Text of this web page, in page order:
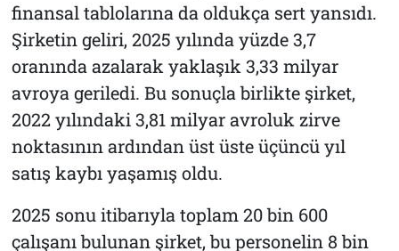
finansal tablolarına da oldukça sert yansıdı.
Şirketin geliri, 2025 yılında yüzde 3,7
oranında azalarak yaklaşık 3,33 milyar
avroya geriledi. Bu sonuçla birlikte şirket,
2022 yılındaki 3,81 milyar avroluk zirve
noktasının ardından üst üste üçüncü yıl
satış kaybı yaşamış oldu.
2025 sonu itibarıyla toplam 20 bin 600
çalışanı bulunan şirket, bu personelin 8 bin